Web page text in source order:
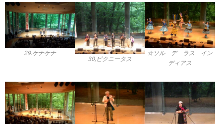
29.ケナケナ
30,ビクニータス
☆ソル デ ラス イン
ディアス